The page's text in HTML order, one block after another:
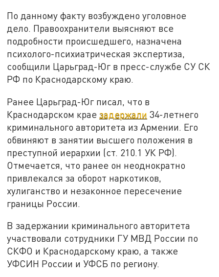
По данному факту возбуждено уголовное
дело. Правоохранители выясняют все
подробности происшедшего, назначена
психолого-психиатрическая экспертиза,
сообщили Царьград-Юг в пресс-службе СУ СК
РФ по Краснодарскому краю.
Ранее Царьград-Юг писал, что в
Краснодарском крае задержали 34-летнего
криминального авторитета из Армении. Его
обвиняют в занятии высшего положения в
преступной иерархии (ст. 210.1 УК РФ).
Отмечается, что ранее он неоднократно
привлекался за оборот наркотиков,
хулиганство и незаконное пересечение
границы России.
В задержании криминального авторитета
участвовали сотрудники ГУ МВД России по
СКФО и Краснодарскому краю, а также
УФСИН России и УФСБ по региону.